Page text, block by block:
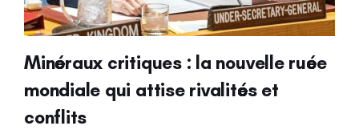
Minéraux critiques : la nouvelle ruée
mondiale qui attise rivalités et
conflits